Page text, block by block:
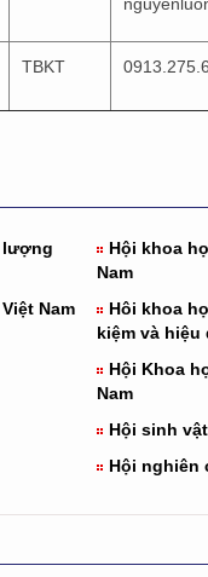
TBKT
lượng
Hội khoa
Nam
Nam
Hôi khoa
kiệm và hiệu
Hội Khoa
Nam
Hội sinh
Hội nghiên